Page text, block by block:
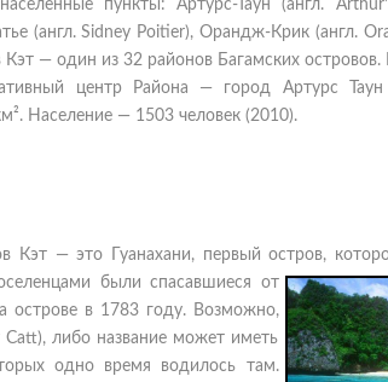
пункты: Артурс-Таун (англ.
(англ. Sidney Poitier), Орандж-Крик (англ.
Кэт — один из 32 районов Багамских островов.
центр Района — город Артурс Таун
Население — 1503 человек (2010).
Кэт — это Гуанахани, первый остров,
были спасавшиеся от
острове в 1783 году. Возможно,
Catt), либо название может иметь
одно время водилось там.